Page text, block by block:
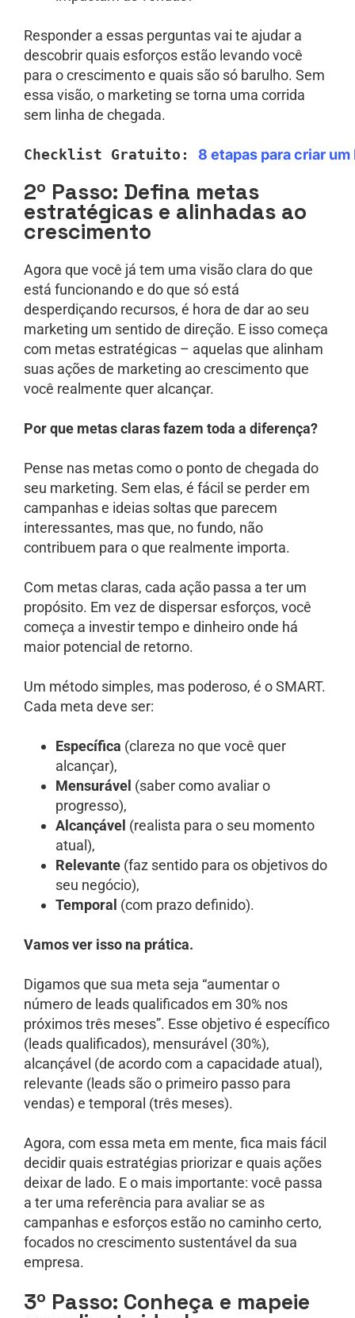
Responder a essas perguntas vai te ajudar a
descobrir quais esforços estão levando você
para o crescimento e quais são só barulho. Sem
essa visão, o marketing se torna uma corrida
sem linha de chegada.
Checklist Gratuito: 8 etapas para criar
2º Passo: Defina metas
estratégicas e alinhadas ao
crescimento
Agora que você já tem uma visão clara do que
está funcionando e do que só está
desperdiçando recursos, é hora de dar ao seu
marketing um sentido de direção. E isso começa
com metas estratégicas – aquelas que alinham
suas ações de marketing ao crescimento que
você realmente quer alcançar.
Por que metas claras fazem toda a diferença?
Pense nas metas como o ponto de chegada do
seu marketing. Sem elas, é fácil se perder em
campanhas e ideias soltas que parecem
interessantes, mas que, no fundo, não
contribuem para o que realmente importa.
Com metas claras, cada ação passa a ter um
propósito. Em vez de dispersar esforços, você
começa a investir tempo e dinheiro onde há
maior potencial de retorno.
Um método simples, mas poderoso, é o SMART.
Cada meta deve ser:
Específica (clareza no que você quer
alcançar),
Mensurável (saber como avaliar o
progresso),
Alcançável (realista para o seu momento
atual),
Relevante(faz sentido para os objetivos do
seu negócio),
Temporal (com prazo definido).
Vamos ver isso na prática.
Digamos que sua meta seja “aumentar o
número de leads qualificados em 30% nos
próximos três meses”. Esse objetivo é específico
(leads qualificados), mensurável (30%),
alcançável (de acordo com a capacidade atual),
relevante (leads são o primeiro passo para
vendas) e temporal (três meses).
Agora, com essa meta em mente, fica mais fácil
decidir quais estratégias priorizar e quais ações
deixar de lado. E o mais importante: você passa
a ter uma referência para avaliar se as
campanhas e esforços estão no caminho certo,
focados no crescimento sustentável da sua
empresa.
3º Passo: Conheça e mapeie